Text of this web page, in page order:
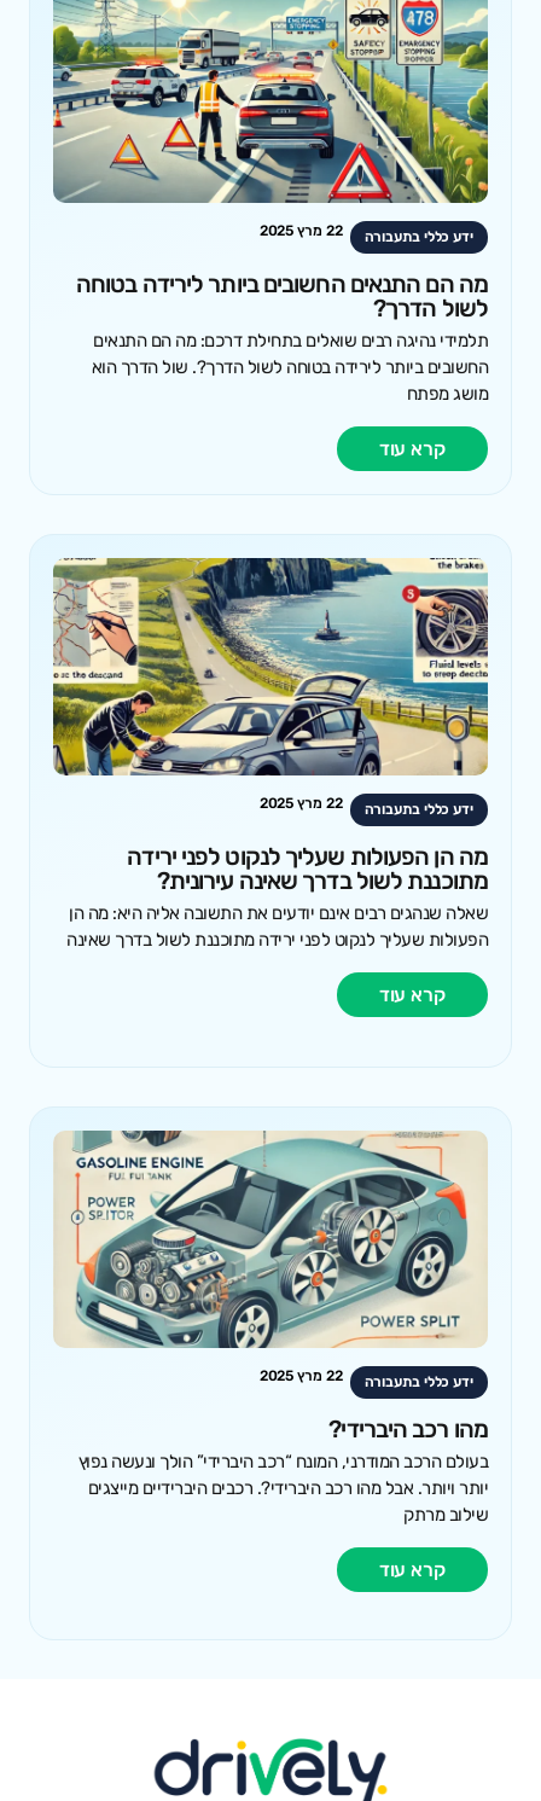
ידע כללי בתעבורה 22 מרץ 2025
מה הם התנאים החשובים ביותר לירידה בטוחה
לשול הדרך?
תלמידי נהיגה רבים שואלים בתחילת דרכם: מה הם התנאים
החשובים ביותר לירידה בטוחה לשול הדרך?. שול הדרך הוא
מושג מפתח
קרא עוד
ידע כללי בתעבורה 22 מרץ 2025
מה הן הפעולות שעליך לנקוט לפני ירידה
מתוכננת לשול בדרך שאינה עירונית?
שאלה שנהגים רבים אינם יודעים את התשובה אליה היא: מה הן
הפעולות שעליך לנקוט לפני ירידה מתוכננת לשול בדרך שאינה
קרא עוד
ידע כללי בתעבורה 22 מרץ 2025
מהו רכב היברידי?
בעולם הרכב המודרני, המונח “רכב היברידי” הולך ונעשה נפוץ
יותר ויותר. אבל מהו רכב היברידי?. רכבים היברידיים מייצגים
שילוב מרתק
קרא עוד